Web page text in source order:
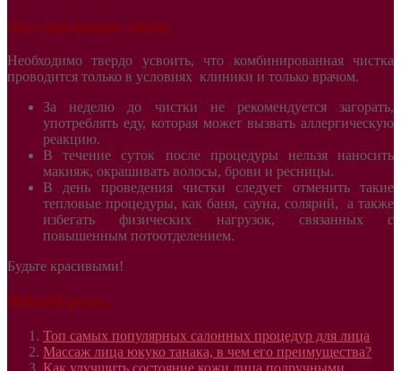
Что еще важно знать
Необходимо твердо усвоить, что комбинированная чистка
проводится только в условиях клиники и только врачом.
За неделю до чистки не рекомендуется загорать,
употреблять еду, которая может вызвать аллергическую
реакцию.
В течение суток после процедуры нельзя наносить
макияж, окрашивать волосы, брови и ресницы.
В день проведения чистки следует отменить такие
тепловые процедуры, как баня, сауна, солярий, а также
избегать физических нагрузок, связанных с
повышенным потоотделением.
Будьте красивыми!
Related posts:
Топ самых популярных салонных процедур для лица
Массаж лица юкуко танака, в чем его преимущества?
Как улучшить состояние кожи лица подручными